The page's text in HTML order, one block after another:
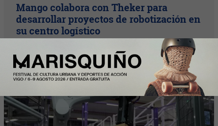
Mango colabora con Theker para
desarrollar proyectos de robotización en
su centro logístico